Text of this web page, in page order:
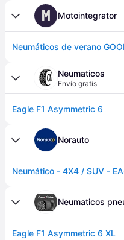
M Motointegrator
Neumaticos
Envío gratis
Eagle F1 Asymmetric 6
Norauto
Neumaticos
Eagle F1 Asymmetric 6 XL